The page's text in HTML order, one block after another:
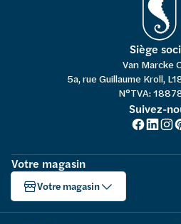
Siège
Van Marcke
5a, rue Guillaume Kroll,
N°TVA:
Suivez-
Votre magasin
Votre magasin